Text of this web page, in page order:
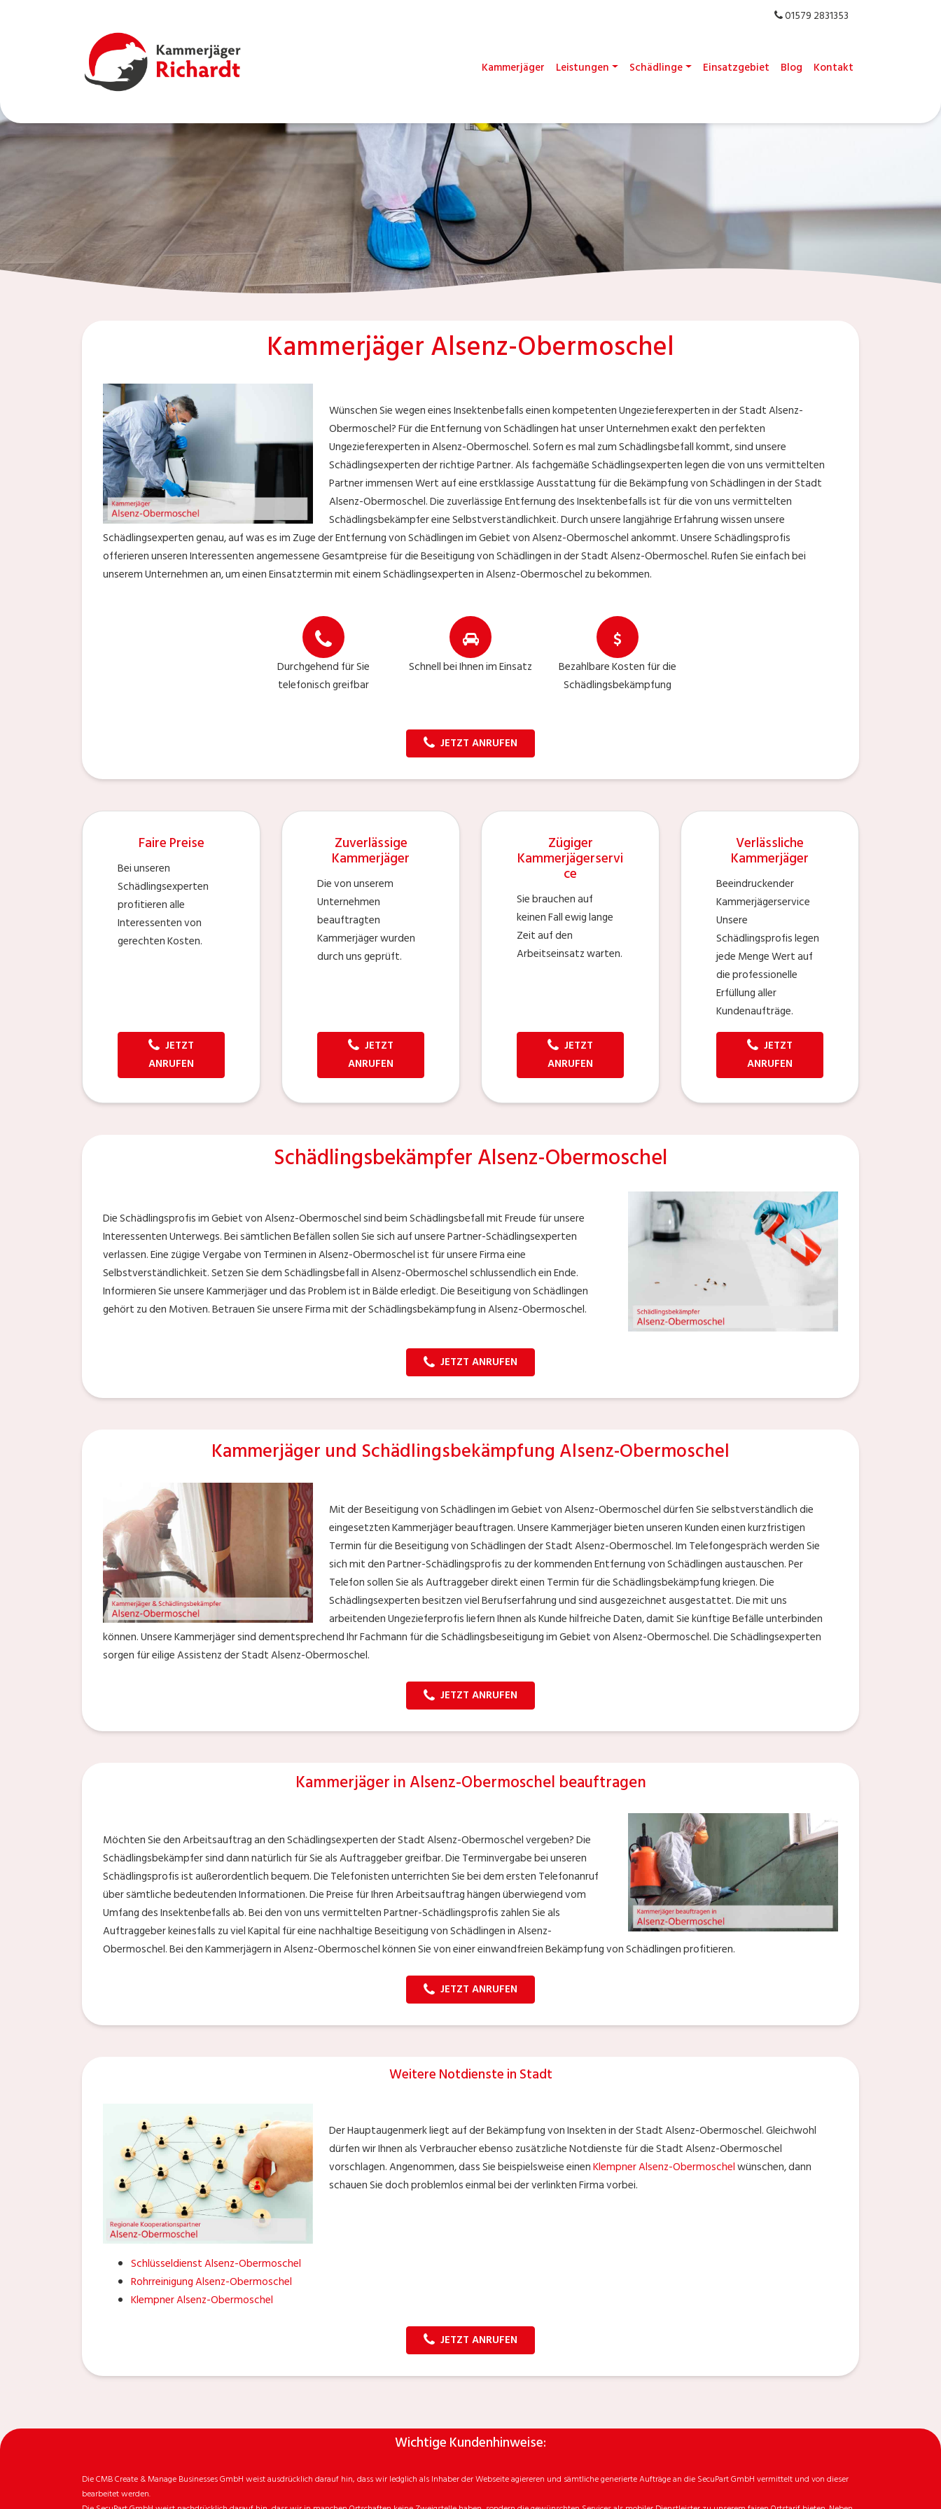
01579 2831353
Kammerjäger Leistungen Schädlinge Einsatzgebiet Blog Kontakt
Kammerjäger Alsenz-Obermoschel
Wünschen Sie wegen eines Insektenbefalls einen kompetenten Ungezieferexperten in der Stadt Alsenz-
Obermoschel? Für die Entfernung von Schädlingen hat unser Unternehmen exakt den perfekten
Ungezieferexperten in Alsenz-Obermoschel. Sofern es mal zum Schädlingsbefall kommt, sind unsere
Schädlingsexperten der richtige Partner. Als fachgemäße Schädlingsexperten legen die von uns vermittelten
Partner immensen Wert auf eine erstklassige Ausstattung für die Bekämpfung von Schädlingen in der Stadt
Alsenz-Obermoschel. Die zuverlässige Entfernung des Insektenbefalls ist für die von uns vermittelten
Schädlingsbekämpfer eine Selbstverständlichkeit. Durch unsere langjährige Erfahrung wissen unsere
Schädlingsexperten genau, auf was es im Zuge der Entfernung von Schädlingen im Gebiet von Alsenz-Obermoschel ankommt. Unsere Schädlingsprofis
offerieren unseren Interessenten angemessene Gesamtpreise für die Beseitigung von Schädlingen in der Stadt Alsenz-Obermoschel. Rufen Sie einfach bei
unserem Unternehmen an, um einen Einsatztermin mit einem Schädlingsexperten in Alsenz-Obermoschel zu bekommen.
Durchgehend für Sie
telefonisch greifbar
Schnell bei Ihnen im Einsatz
Bezahlbare Kosten für die
Schädlingsbekämpfung
JETZT ANRUFEN
Faire Preise
Bei unseren
Schädlingsexperten
profitieren alle
Interessenten von
gerechten Kosten.
JETZT
ANRUFEN
Zuverlässige
Kammerjäger
Die von unserem
Unternehmen
beauftragten
Kammerjäger wurden
durch uns geprüft.
JETZT
ANRUFEN
Zügiger
Kammerjägerservi
ce
Sie brauchen auf
keinen Fall ewig lange
Zeit auf den
Arbeitseinsatz warten.
JETZT
ANRUFEN
Verlässliche
Kammerjäger
Beeindruckender
Kammerjägerservice
Unsere
Schädlingsprofis legen
jede Menge Wert auf
die professionelle
Erfüllung aller
Kundenaufträge.
JETZT
ANRUFEN
Schädlingsbekämpfer Alsenz-Obermoschel
Die Schädlingsprofis im Gebiet von Alsenz-Obermoschel sind beim Schädlingsbefall mit Freude für unsere
Interessenten Unterwegs. Bei sämtlichen Befällen sollen Sie sich auf unsere Partner-Schädlingsexperten
verlassen. Eine zügige Vergabe von Terminen in Alsenz-Obermoschel ist für unsere Firma eine
Selbstverständlichkeit. Setzen Sie dem Schädlingsbefall in Alsenz-Obermoschel schlussendlich ein Ende.
Informieren Sie unsere Kammerjäger und das Problem ist in Bälde erledigt. Die Beseitigung von Schädlingen
gehört zu den Motiven. Betrauen Sie unsere Firma mit der Schädlingsbekämpfung in Alsenz-Obermoschel.
JETZT ANRUFEN
Kammerjäger und Schädlingsbekämpfung Alsenz-Obermoschel
Mit der Beseitigung von Schädlingen im Gebiet von Alsenz-Obermoschel dürfen Sie selbstverständlich die
eingesetzten Kammerjäger beauftragen. Unsere Kammerjäger bieten unseren Kunden einen kurzfristigen
Termin für die Beseitigung von Schädlingen der Stadt Alsenz-Obermoschel. Im Telefongespräch werden Sie
sich mit den Partner-Schädlingsprofis zu der kommenden Entfernung von Schädlingen austauschen. Per
Telefon sollen Sie als Auftraggeber direkt einen Termin für die Schädlingsbekämpfung kriegen. Die
Schädlingsexperten besitzen viel Berufserfahrung und sind ausgezeichnet ausgestattet. Die mit uns
arbeitenden Ungezieferprofis liefern Ihnen als Kunde hilfreiche Daten, damit Sie künftige Befälle unterbinden
können. Unsere Kammerjäger sind dementsprechend Ihr Fachmann für die Schädlingsbeseitigung im Gebiet von Alsenz-Obermoschel. Die Schädlingsexperten
sorgen für eilige Assistenz der Stadt Alsenz-Obermoschel.
JETZT ANRUFEN
Kammerjäger in Alsenz-Obermoschel beauftragen
Möchten Sie den Arbeitsauftrag an den Schädlingsexperten der Stadt Alsenz-Obermoschel vergeben? Die
Schädlingsbekämpfer sind dann natürlich für Sie als Auftraggeber greifbar. Die Terminvergabe bei unseren
Schädlingsprofis ist außerordentlich bequem. Die Telefonisten unterrichten Sie bei dem ersten Telefonanruf
über sämtliche bedeutenden Informationen. Die Preise für Ihren Arbeitsauftrag hängen überwiegend vom
Umfang des Insektenbefalls ab. Bei den von uns vermittelten Partner-Schädlingsprofis zahlen Sie als
Auftraggeber keinesfalls zu viel Kapital für eine nachhaltige Beseitigung von Schädlingen in Alsenz-
Obermoschel. Bei den Kammerjägern in Alsenz-Obermoschel können Sie von einer einwandfreien Bekämpfung von Schädlingen profitieren.
JETZT ANRUFEN
Weitere Notdienste in Stadt
Der Hauptaugenmerk liegt auf der Bekämpfung von Insekten in der Stadt Alsenz-Obermoschel. Gleichwohl
dürfen wir Ihnen als Verbraucher ebenso zusätzliche Notdienste für die Stadt Alsenz-Obermoschel
vorschlagen. Angenommen, dass Sie beispielsweise einenKlempner Alsenz-Obermoschelwünschen, dann
schauen Sie doch problemlos einmal bei der verlinkten Firma vorbei.
Schlüsseldienst Alsenz-Obermoschel
Rohrreinigung Alsenz-Obermoschel
Klempner Alsenz-Obermoschel
JETZT ANRUFEN
Wichtige Kundenhinweise:
Die CMB Create & Manage Businesses GmbH weist ausdrücklich darauf hin, dass wir ledglich als Inhaber der Webseite agiereren und sämtliche generierte Aufträge an die SecuPart GmbH vermittelt und von dieser
bearbeitet werden.